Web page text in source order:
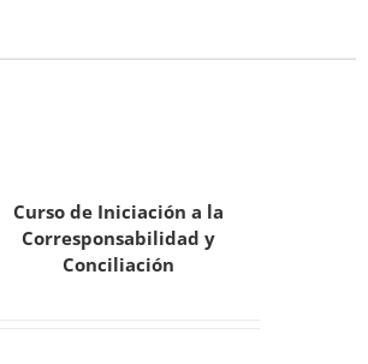
Curso de Iniciación a la
Corresponsabilidad y
Conciliación